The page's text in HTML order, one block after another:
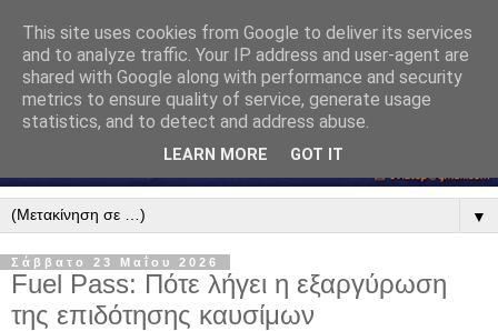
▼
Σάββατο 23 Μαΐου 2026
Fuel Pass: Πότε λήγει η εξαργύρωση
της επιδότησης καυσίμων
This site uses cookies from Google to deliver its services
and to analyze traffic. Your IP address and user-agent are
shared with Google along with performance and security
metrics to ensure quality of service, generate usage
statistics, and to detect and address abuse.
LEARN MORE GOT IT